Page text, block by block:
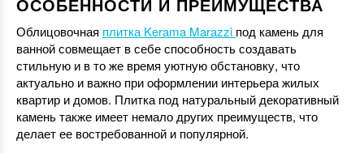
Облицовочная плитка Kerama Marazzi под камень для
ванной совмещает в себе способность создавать
стильную и в то же время уютную обстановку, что
актуально и важно при оформлении интерьера жилых
квартир и домов. Плитка под натуральный декоративный
камень также имеет немало других преимуществ, что
делает ее востребованной и популярной.